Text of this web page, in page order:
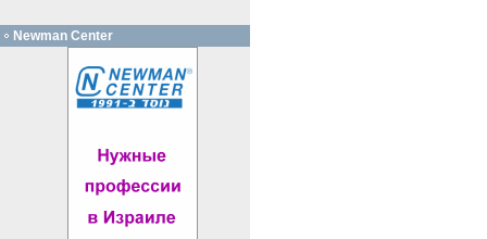
Newman Center